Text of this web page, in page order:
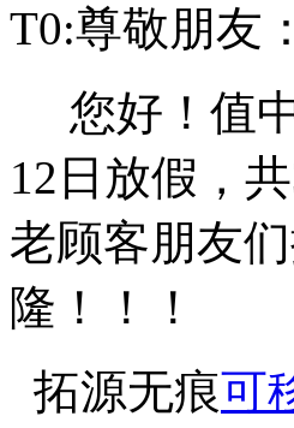
T0:尊敬朋友：
您好！值中
12日放假，
老顾客朋友
隆！！！
拓源无痕可